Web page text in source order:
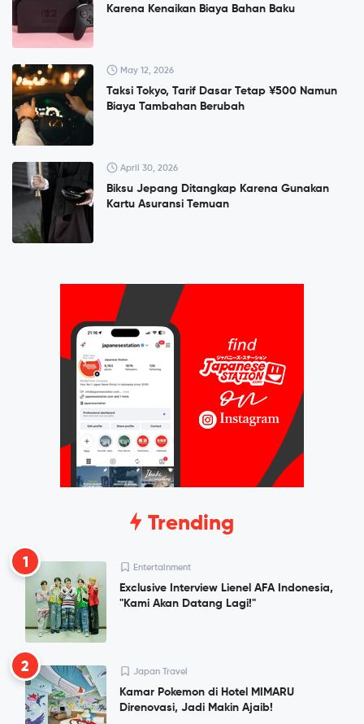
Karena Kenaikan Biaya Bahan Baku
May 12, 2026
Taksi Tokyo, Tarif Dasar Tetap ¥500 Namun
Biaya Tambahan Berubah
April 30, 2026
Biksu Jepang Ditangkap Karena Gunakan
Kartu Asuransi Temuan
Trending
1 Entertainment
Exclusive Interview Lienel AFA Indonesia,
"Kami Akan Datang Lagi!"
2 Japan Travel
Kamar Pokemon di Hotel MIMARU
Direnovasi, Jadi Makin Ajaib!